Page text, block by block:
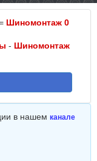
Шиномонтаж 0
- Шиномонтаж
в нашем канале